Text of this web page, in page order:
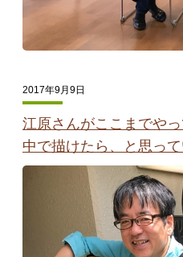
2017年9月9日
江原さんがここまでや
中で描けたら、と思って